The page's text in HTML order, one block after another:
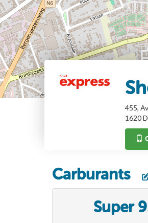
455,
1620
Carburants
Super